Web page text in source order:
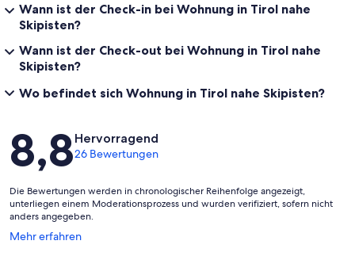
Wann ist der Check-in bei Wohnung in Tirol nahe
Skipisten?
Wann ist der Check-out bei Wohnung in Tirol nahe
Skipisten?
Wo befindet sich Wohnung in Tirol nahe Skipisten?
Bewertungen
8,8Hervorragend
26 Bewertungen
Die Bewertungen werden in chronologischer Reihenfolge angezeigt,
unterliegen einem Moderationsprozess und wurden verifiziert, sofern nicht
anders angegeben.
Mehr erfahren
Wird